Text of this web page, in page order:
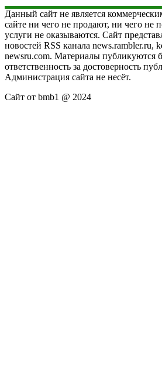
Данный сайт не является
сайте ни чего не продают, ни чего не
услуги не оказываются. Сайт
новостей RSS канала news.rambler.ru,
newsru.com. Материалы публикуются
ответственность за достоверность
Администрация сайта не несёт.
Сайт от bmb1 @ 2024